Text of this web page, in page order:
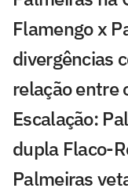
Flamengo x
divergências
relação entre
Escalação:
dupla Flaco-
Palmeiras